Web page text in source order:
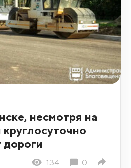
несмотря на
134 0